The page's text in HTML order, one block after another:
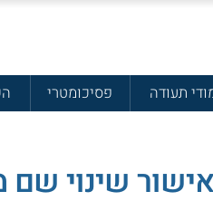
תעודה פסיכומטרי
שינוי שם